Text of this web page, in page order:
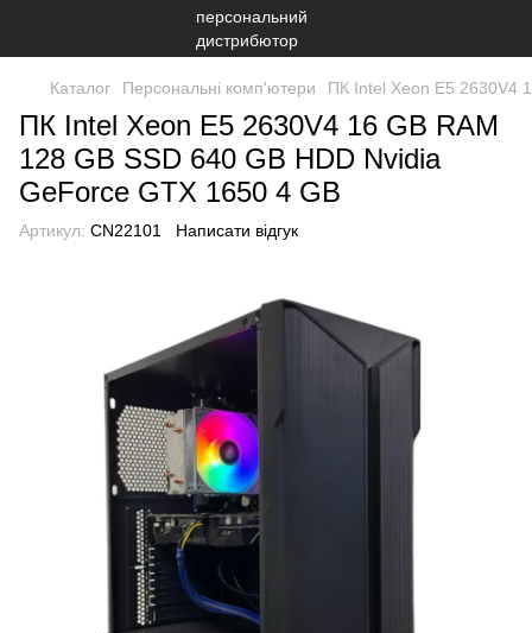
Каталог Персональні комп'ютери ПК Intel Xeon E5 2630V4
ПК Intel Xeon E5 2630V4 16 GB RAM
128 GB SSD 640 GB HDD Nvidia
GeForce GTX 1650 4 GB
Артикул: CN22101 Написати відгук